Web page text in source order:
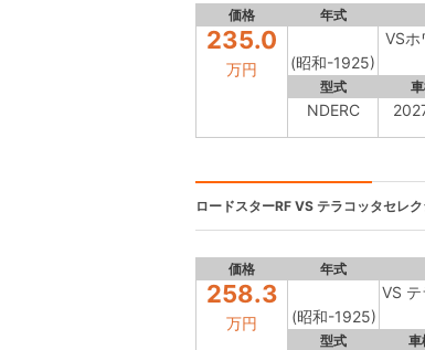
価格 年式
235.0
万円 (昭和-1925)
VSホ
型式
NDERC
ロードスターRF VS テラコッタセレ
価格 年式
258.3
万円 (昭和-1925)
VS
型式 車